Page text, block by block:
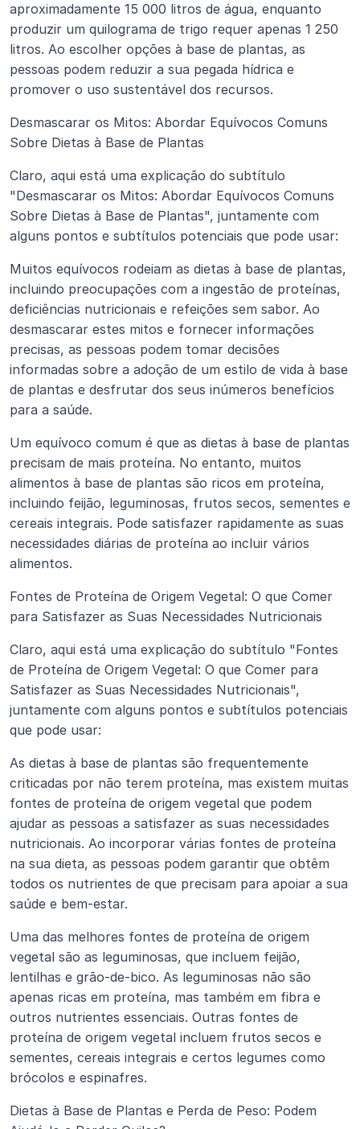
aproximadamente 15 000 litros de água, enquanto
produzir um quilograma de trigo requer apenas 1 250
litros. Ao escolher opções à base de plantas, as
pessoas podem reduzir a sua pegada hídrica e
promover o uso sustentável dos recursos.
Desmascarar os Mitos: Abordar Equívocos Comuns
Sobre Dietas à Base de Plantas
Claro, aqui está uma explicação do subtítulo
"Desmascarar os Mitos: Abordar Equívocos Comuns
Sobre Dietas à Base de Plantas", juntamente com
alguns pontos e subtítulos potenciais que pode usar:
Muitos equívocos rodeiam as dietas à base de plantas,
incluindo preocupações com a ingestão de proteínas,
deficiências nutricionais e refeições sem sabor. Ao
desmascarar estes mitos e fornecer informações
precisas, as pessoas podem tomar decisões
informadas sobre a adoção de um estilo de vida à base
de plantas e desfrutar dos seus inúmeros benefícios
para a saúde.
Um equívoco comum é que as dietas à base de plantas
precisam de mais proteína. No entanto, muitos
alimentos à base de plantas são ricos em proteína,
incluindo feijão, leguminosas, frutos secos, sementes e
cereais integrais. Pode satisfazer rapidamente as suas
necessidades diárias de proteína ao incluir vários
alimentos.
Fontes de Proteína de Origem Vegetal: O que Comer
para Satisfazer as Suas Necessidades Nutricionais
Claro, aqui está uma explicação do subtítulo "Fontes
de Proteína de Origem Vegetal: O que Comer para
Satisfazer as Suas Necessidades Nutricionais",
juntamente com alguns pontos e subtítulos potenciais
que pode usar:
As dietas à base de plantas são frequentemente
criticadas por não terem proteína, mas existem muitas
fontes de proteína de origem vegetal que podem
ajudar as pessoas a satisfazer as suas necessidades
nutricionais. Ao incorporar várias fontes de proteína
na sua dieta, as pessoas podem garantir que obtêm
todos os nutrientes de que precisam para apoiar a sua
saúde e bem-estar.
Uma das melhores fontes de proteína de origem
vegetal são as leguminosas, que incluem feijão,
lentilhas e grão-de-bico. As leguminosas não são
apenas ricas em proteína, mas também em fibra e
outros nutrientes essenciais. Outras fontes de
proteína de origem vegetal incluem frutos secos e
sementes, cereais integrais e certos legumes como
brócolos e espinafres.
Dietas à Base de Plantas e Perda de Peso: Podem